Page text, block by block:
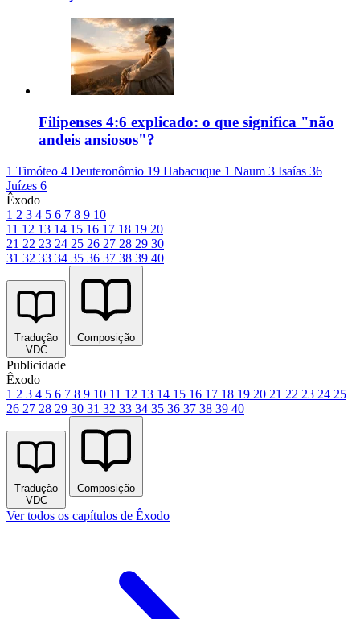
Filipenses 4:6 explicado: o que significa "não
andeis ansiosos"?
1 Timóteo 4 Deuteronômio 19 Habacuque 1 Naum 3 Isaías 36
Juízes 6
Êxodo
1 2 3 4 5 6 7 8 9 10
11 12 13 14 15 16 17 18 19 20
21 22 23 24 25 26 27 28 29 30
31 32 33 34 35 36 37 38 39 40
Tradução
VDC
Composição
Publicidade
Êxodo
1 2 3 4 5 6 7 8 9 10 11 12 13 14 15 16 17 18 19 20 21 22 23 24 25
26 27 28 29 30 31 32 33 34 35 36 37 38 39 40
Tradução
VDC
Composição
Ver todos os capítulos de Êxodo